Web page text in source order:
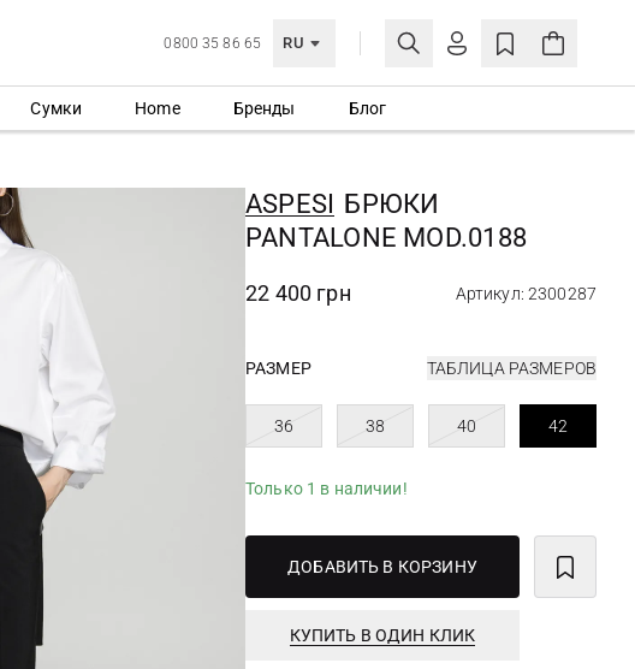
0800 35 86 65 RU
ЛИЧНЫЙ КАБИНЕТ
Еще не зарегистрированы?
СОЗДАТЬ УЧЕТНУЮ ЗАПИСЬ
Сумки Home Бренды Блог
ASPESI БРЮКИ
PANTALONE MOD.0188
22 400 грн Артикул: 2300287
РАЗМЕР ТАБЛИЦА РАЗМЕРОВ
36 38 40 42
Только 1 в наличии!
ДОБАВИТЬ В КОРЗИНУ
КУПИТЬ В ОДИН КЛИК